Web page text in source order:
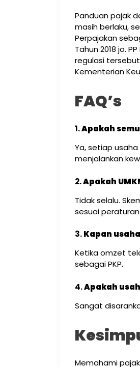
Panduan pajak
masih berlaku,
Perpajakan
Tahun 2018 jo.
regulasi
Kementerian
FAQ’s
1.Apakah
Ya, setiap
menjalankan
2.Apakah
Tidak selalu.
sesuai peraturan.
3.Kapan
Ketika omzet
sebagai PKP.
4.Apakah
Sangat
Memahami